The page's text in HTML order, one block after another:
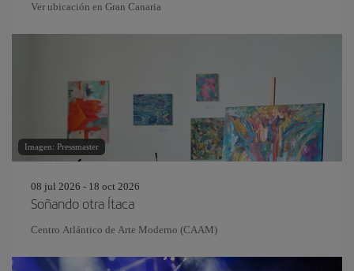
Ver ubicación en Gran Canaria
Imagen: Pressmaster
08 jul 2026 - 18 oct 2026
Soñando otra Ítaca
Centro Atlántico de Arte Moderno (CAAM)